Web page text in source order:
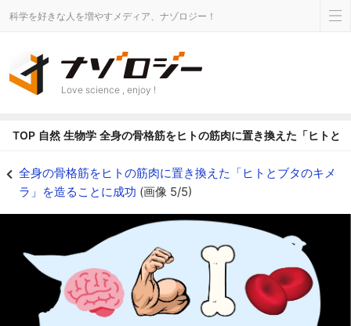
科学を好きな人を増やすメディア、ナゾロジー！
Love science , enjoy !
TOP 自然 生物学 全身の骨格筋をヒトの筋肉に置き換えた「ヒトと
全身の骨格筋をヒトの筋肉に置き換えた「ヒトとブタのキメ
ラ」を造ることに成功 (画像 5/5)